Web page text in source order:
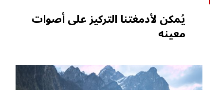
يُمكن لأدمغتنا التركيز على أصوات
معينه